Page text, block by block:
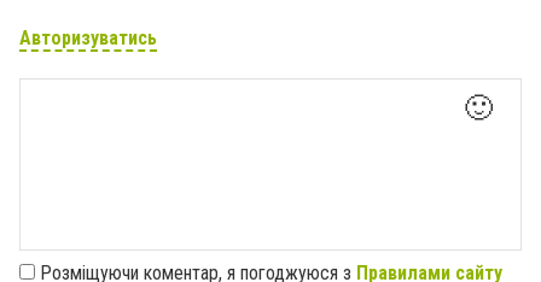
Авторизуватись
🙂
Розміщуючи коментар, я погоджуюся з Правилами сайту